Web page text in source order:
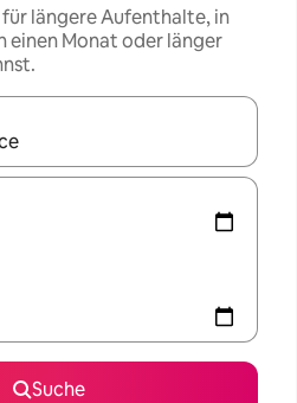
längere Aufenthalte, in
einen Monat oder länger
sind, navigiere mit den
Suche